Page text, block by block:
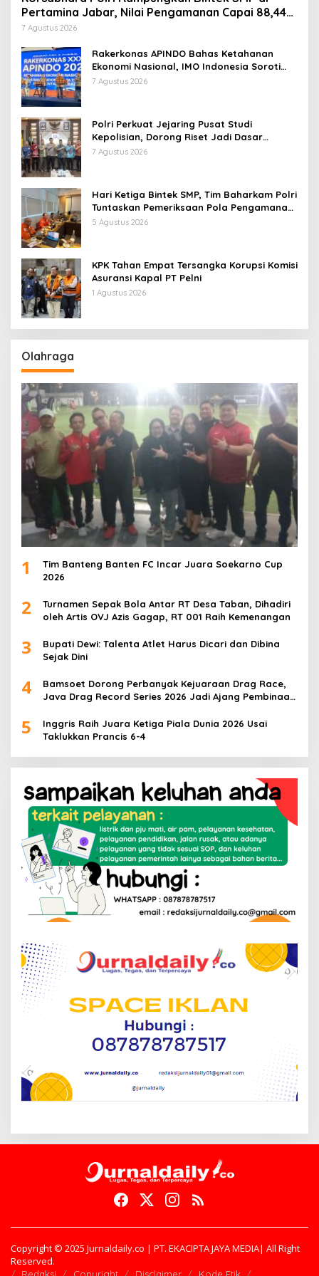
Pertamina Jabar, Nilai Pengamanan Capai 88,44
Persen
7 Agustus 2026
Rakerkonas APINDO Bahas Ketahanan
Ekonomi Nasional, IMO Indonesia Soroti
Pentingnya Kolaborasi Lintas Sektor
7 Agustus 2026
Polri Perkuat Jejaring Pusat Studi
Kepolisian, Dorong Riset Jadi Dasar
Kebijakan dan Inovasi
7 Agustus 2026
Hari Ketiga Bintek SMP, Tim Baharkam Polri
Tuntaskan Pemeriksaan Pola Pengamanan
Pertamina Patra Niaga Jabar
5 Agustus 2026
KPK Tahan Empat Tersangka Korupsi Komisi
Asuransi Kapal PT Pelni
1 Agustus 2026
Olahraga
1
Tim Banteng Banten FC Incar Juara Soekarno Cup
2026
2
Turnamen Sepak Bola Antar RT Desa Taban, Dihadiri
oleh Artis OVJ Azis Gagap, RT 001 Raih Kemenangan
3
Bupati Dewi: Talenta Atlet Harus Dicari dan Dibina
Sejak Dini
4
Bamsoet Dorong Perbanyak Kejuaraan Drag Race,
Java Drag Record Series 2026 Jadi Ajang Pembinaan
5
Inggris Raih Juara Ketiga Piala Dunia 2026 Usai
Taklukkan Prancis 6-4
Copyright © 2025 Jurnaldaily.co | PT. EKACIPTA JAYA MEDIA| All Right
Reserved.